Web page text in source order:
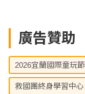
廣告贊助
2026宜蘭國際童玩節
救國團終身學習中心